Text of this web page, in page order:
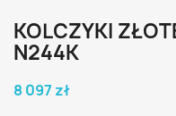
KOLCZYKI
N244K
8 097 zł